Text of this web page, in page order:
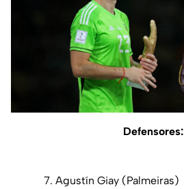
Defensores:
Agustín Giay (Palmeiras)